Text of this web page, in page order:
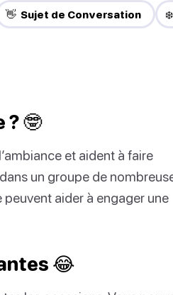
👋 Sujet de Conversation
🤓
et aident à faire
un groupe de
aider à engager une
😂